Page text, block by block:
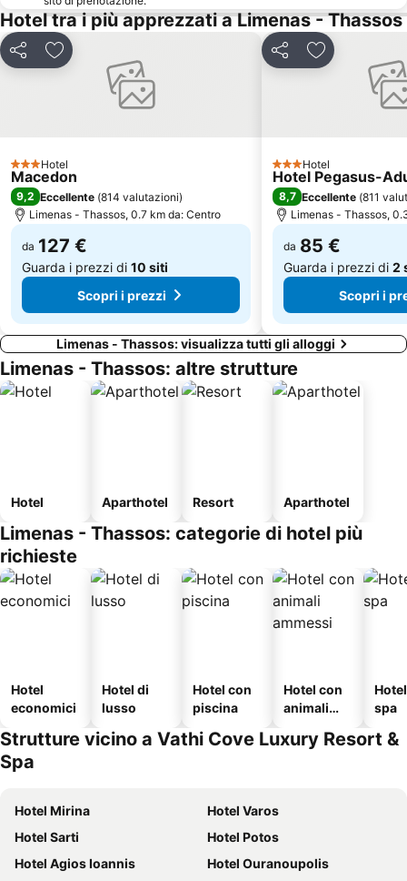
Hotel tra i più apprezzati a Limenas - Thassos
CondividiAggiungi ai preferiti
3 StelleHotel
Macedon
9,2 Eccellente (814 valutazioni)
Limenas - Thassos, 0.7 km da: Centro
da 127 €
Guarda i prezzi di 10 siti
Scopri i prezzi
CondividiAggiungi ai
3 StelleHotel
Hotel Pegasus-
8,7 Eccellente (811
Limenas - Thassos,
da 85 €
Guarda i prezzi di 2
Scopri i
Limenas - Thassos: visualizza tutti gli alloggi
Limenas - Thassos: altre strutture
Hotel Aparthotel Resort Aparthotel
Limenas - Thassos: categorie di hotel più
richieste
Hotel
economici
Hotel di
lusso
Hotel con
piscina
Hotel con
animali
spa
Strutture vicino a Vathi Cove Luxury Resort &
Spa
Hotel Mirina
Hotel Varos
Hotel Sarti
Hotel Potos
Hotel Agios Ioannis
Hotel Ouranoupolis